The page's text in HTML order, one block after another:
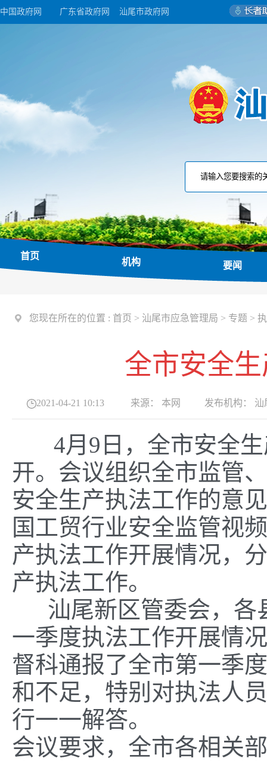
中国政府网 广东省政府网 汕尾市政府网
首页
机构 要闻
您现在所在的位置 : 首页 > 汕尾市应急管理局 > 专题 >
全市安全
2021-04-21 10:13 来源： 本网 发布机构： 汕
4月9日，全市安全生
开。会议组织全市监管
安全生产执法工作的意
国工贸行业安全监管视
产执法工作开展情况，
产执法工作。
汕尾新区管委会，各
一季度执法工作开展情
督科通报了全市第一季
和不足，特别对执法人
行一一解答。
会议要求，全市各相关